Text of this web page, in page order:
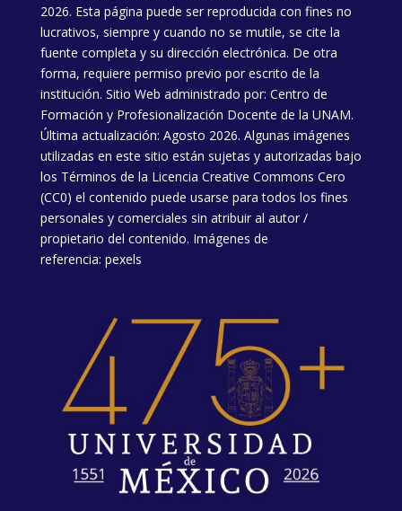
2026. Esta página puede ser reproducida con fines no
lucrativos, siempre y cuando no se mutile, se cite la
fuente completa y su dirección electrónica. De otra
forma, requiere permiso previo por escrito de la
institución. Sitio Web administrado por: Centro de
Formación y Profesionalización Docente de la UNAM.
Última actualización: Agosto 2026. Algunas imágenes
utilizadas en este sitio están sujetas y autorizadas bajo
los Términos de la Licencia Creative Commons Cero
(CC0) el contenido puede usarse para todos los fines
personales y comerciales sin atribuir al autor /
propietario del contenido. Imágenes de
referencia: pexels